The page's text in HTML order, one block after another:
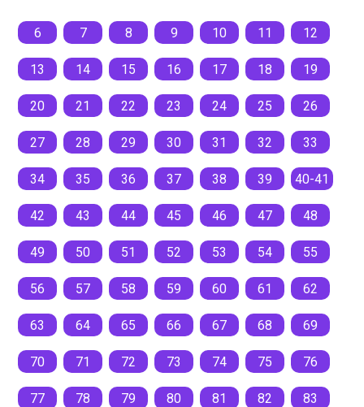
6 7 8 9 10 11 12
13 14 15 16 17 18 19
20 21 22 23 24 25 26
27 28 29 30 31 32 33
34 35 36 37 38 39 40-41
42 43 44 45 46 47 48
49 50 51 52 53 54 55
56 57 58 59 60 61 62
63 64 65 66 67 68 69
70 71 72 73 74 75 76
77 78 79 80 81 82 83